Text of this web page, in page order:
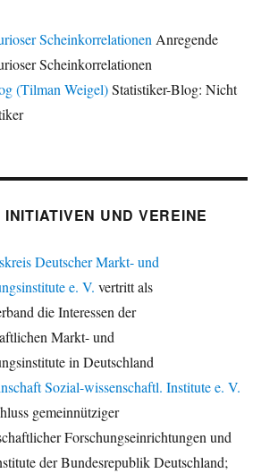
Scheinkorrelationen Anregende
Scheinkorrelationen
(Tilman Weigel)Statistiker-Blog: Nicht
UND VEREINE
Deutscher Markt- und
e. V. vertritt als
die Interessen der
Markt- und
in Deutschland
Sozial-wissenschaftl. Institute e. V.
gemeinnütziger
Forschungseinrichtungen und
der Bundesrepublik Deutschland;